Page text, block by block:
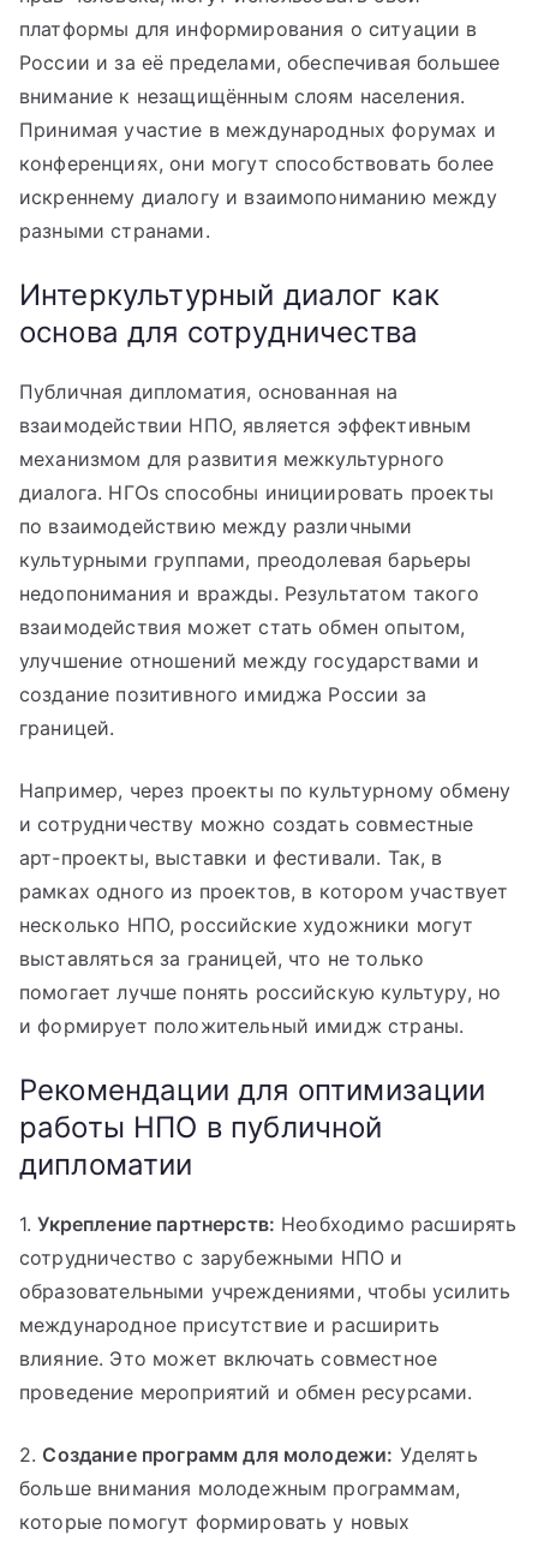
платформы для информирования о ситуации в
России и за её пределами, обеспечивая большее
внимание к незащищённым слоям населения.
Принимая участие в международных форумах и
конференциях, они могут способствовать более
искреннему диалогу и взаимопониманию между
разными странами.
Интеркультурный диалог как
основа для сотрудничества
Публичная дипломатия, основанная на
взаимодействии НПО, является эффективным
механизмом для развития межкультурного
диалога. НГOs способны инициировать проекты
по взаимодействию между различными
культурными группами, преодолевая барьеры
недопонимания и вражды. Результатом такого
взаимодействия может стать обмен опытом,
улучшение отношений между государствами и
создание позитивного имиджа России за
границей.
Например, через проекты по культурному обмену
и сотрудничеству можно создать совместные
арт-проекты, выставки и фестивали. Так, в
рамках одного из проектов, в котором участвует
несколько НПО, российские художники могут
выставляться за границей, что не только
помогает лучше понять российскую культуру, но
и формирует положительный имидж страны.
Рекомендации для оптимизации
работы НПО в публичной
дипломатии
1.Укрепление партнерств: Необходимо расширять
сотрудничество с зарубежными НПО и
образовательными учреждениями, чтобы усилить
международное присутствие и расширить
влияние. Это может включать совместное
проведение мероприятий и обмен ресурсами.
2. Создание программ для молодежи: Уделять
больше внимания молодежным программам,
которые помогут формировать у новых